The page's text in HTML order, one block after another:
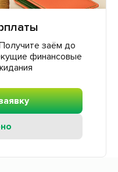
заём до
финансовые